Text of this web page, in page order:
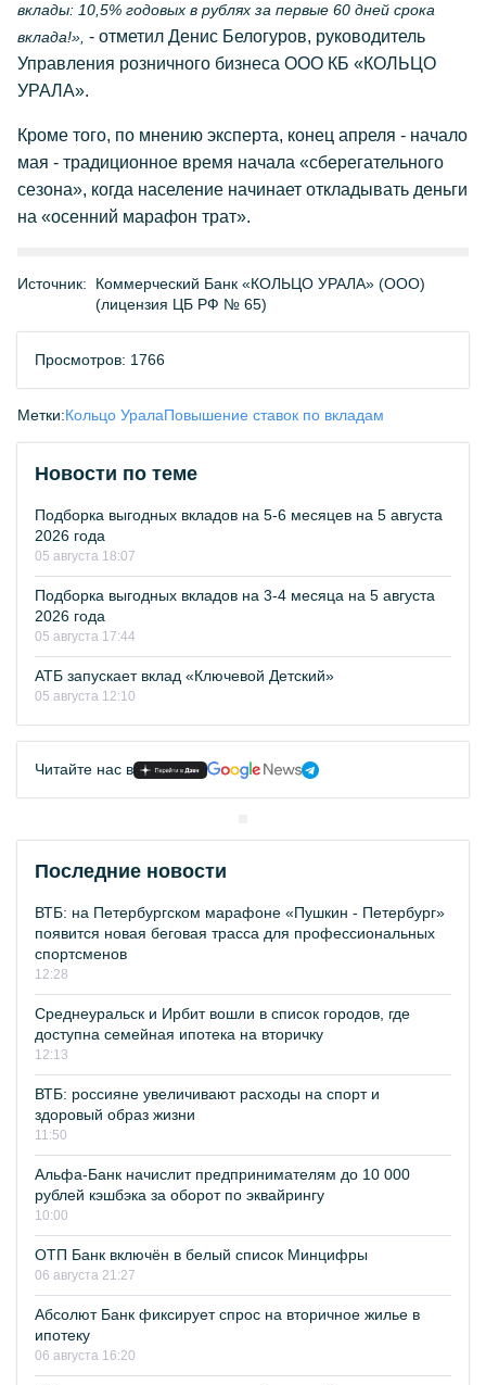
вклады: 10,5% годовых в рублях за первые 60 дней срока
вклада!», - отметил Денис Белогуров, руководитель
Управления розничного бизнеса ООО КБ «КОЛЬЦО
УРАЛА».
Кроме того, по мнению эксперта, конец апреля - начало
мая - традиционное время начала «сберегательного
сезона», когда население начинает откладывать деньги
на «осенний марафон трат».
Источник:
Коммерческий Банк «КОЛЬЦО УРАЛА» (ООО)
(лицензия ЦБ РФ № 65)
Просмотров: 1766
Метки:Кольцо УралаПовышение ставок по вкладам
Новости по теме
Подборка выгодных вкладов на 5-6 месяцев на 5 августа
2026 года
05 августа 18:07
Подборка выгодных вкладов на 3-4 месяца на 5 августа
2026 года
05 августа 17:44
АТБ запускает вклад «Ключевой Детский»
05 августа 12:10
Читайте нас в
Последние новости
ВТБ: на Петербургском марафоне «Пушкин - Петербург»
появится новая беговая трасса для профессиональных
спортсменов
12:28
Среднеуральск и Ирбит вошли в список городов, где
доступна семейная ипотека на вторичку
12:13
ВТБ: россияне увеличивают расходы на спорт и
здоровый образ жизни
11:50
Альфа-Банк начислит предпринимателям до 10 000
рублей кэшбэка за оборот по эквайрингу
10:00
ОТП Банк включён в белый список Минцифры
06 августа 21:27
Абсолют Банк фиксирует спрос на вторичное жилье в
ипотеку
06 августа 16:20